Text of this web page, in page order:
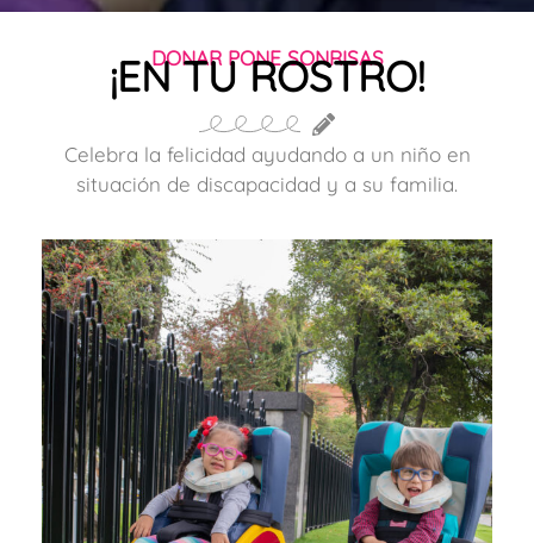
DONAR PONE SONRISAS
¡EN TU ROSTRO!
Celebra la felicidad ayudando a un niño en
situación de discapacidad y a su familia.